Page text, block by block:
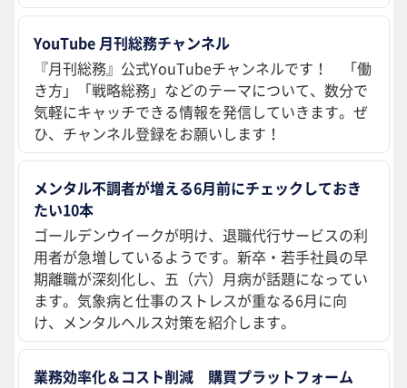
YouTube 月刊総務チャンネル
『月刊総務』公式YouTubeチャンネルです！ 「働
き方」「戦略総務」などのテーマについて、数分で
気軽にキャッチできる情報を発信していきます。ぜ
ひ、チャンネル登録をお願いします！
メンタル不調者が増える6月前にチェックしておき
たい10本
ゴールデンウイークが明け、退職代行サービスの利
用者が急増しているようです。新卒・若手社員の早
期離職が深刻化し、五（六）月病が話題になってい
ます。気象病と仕事のストレスが重なる6月に向
け、メンタルヘルス対策を紹介します。
業務効率化＆コスト削減 購買プラットフォーム